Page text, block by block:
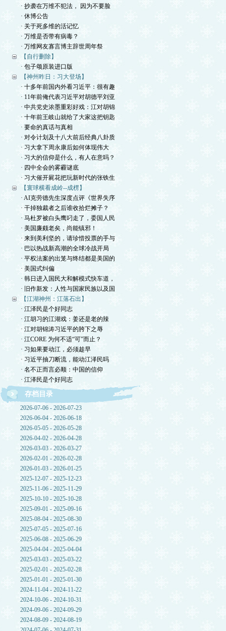
· 抄袭在万维不犯法， 因为不要脸
· 休博公告
· 关于死多维的活记忆
· 万维是否带有病毒？
· 万维网友寡言博主辞世周年祭
【自行删除】
· 包子颂原装进口版
【神州昨日：习大登场】
· 十多年前国内外看习近平：很有趣
· 11年前俺代表习近平对胡德平刘亚
· 中共党史浓墨重彩好戏：江对胡锦
· 十年前王岐山就给了大家这把钥匙
· 要命的真话与真相
· 对令计划及十八大前后经典八卦质
· 习大拿下周永康后如何体现伟大
· 习大的信仰是什么，有人在意吗？
· 四中全会的雾霾谜底
· 习大催开屍花把玩新时代的张铁生
【寰球横看成岭--成楞】
· AI克劳德先生深度点评《世界失序
· 干掉独裁者之后谁收拾烂摊子？
· 马杜罗被白头鹰叼走了，委国人民
· 美国廉颇老矣，尚能镇邪！
· 来到美利坚的，请珍惜投票的手与
· 巴以热战新高潮的全球冷战开局
· 平权法案的出笼与终结都是美国的
· 美国式纠偏
· 韩日进入国民大和解模式快车道，
· 旧作新发：人性与国家民族以及国
【江湖神州：江落石出】
· 江泽民是个好同志
· 江胡习的江湖戏：姜还是老的辣
· 江对胡锦涛习近平的胯下之辱
· 江CORE 为何不适“可”而止？
· 习如果要动江，必须趁早
· 习近平抽刀断流，能动江泽民吗
· 名不正而言必顺：中国的信仰
· 江泽民是个好同志
存档目录
2026-07-06 - 2026-07-23
2026-06-04 - 2026-06-18
2026-05-05 - 2026-05-28
2026-04-02 - 2026-04-28
2026-03-03 - 2026-03-27
2026-02-01 - 2026-02-28
2026-01-03 - 2026-01-25
2025-12-07 - 2025-12-23
2025-11-06 - 2025-11-29
2025-10-10 - 2025-10-28
2025-09-01 - 2025-09-16
2025-08-04 - 2025-08-30
2025-07-05 - 2025-07-16
2025-06-08 - 2025-06-29
2025-04-04 - 2025-04-04
2025-03-03 - 2025-03-22
2025-02-01 - 2025-02-28
2025-01-01 - 2025-01-30
2024-11-04 - 2024-11-22
2024-10-06 - 2024-10-31
2024-09-06 - 2024-09-29
2024-08-09 - 2024-08-19